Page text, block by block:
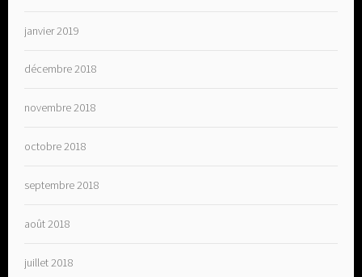
janvier 2019
décembre 2018
novembre 2018
octobre 2018
septembre 2018
août 2018
juillet 2018